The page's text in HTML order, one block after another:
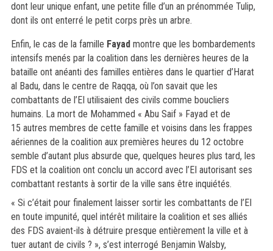
dont leur unique enfant, une petite fille d’un an prénommée Tulip,
dont ils ont enterré le petit corps près un arbre.
Enfin, le cas de la famille Fayadmontre que les bombardements
intensifs menés par la coalition dans les dernières heures de la
bataille ont anéanti des familles entières dans le quartier d’Harat
al Badu, dans le centre de Raqqa, où l’on savait que les
combattants de l’EI utilisaient des civils comme boucliers
humains. La mort de Mohammed « Abu Saif » Fayad et de
15 autres membres de cette famille et voisins dans les frappes
aériennes de la coalition aux premières heures du 12 octobre
semble d’autant plus absurde que, quelques heures plus tard, les
FDS et la coalition ont conclu un accord avec l’EI autorisant ses
combattant restants à sortir de la ville sans être inquiétés.
« Si c’était pour finalement laisser sortir les combattants de l’EI
en toute impunité, quel intérêt militaire la coalition et ses alliés
des FDS avaient-ils à détruire presque entièrement la ville et à
tuer autant de civils ? », s’est interrogé Benjamin Walsby,